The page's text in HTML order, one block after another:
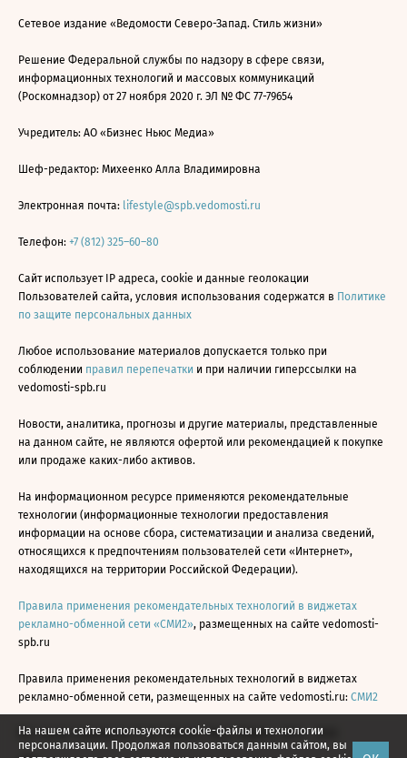
На нашем сайте используются cookie-файлы и технологии
персонализации. Продолжая пользоваться данным сайтом, вы
Сетевое издание «Ведомости Северо-Запад. Стиль жизни»
Решение Федеральной службы по надзору в сфере связи,
информационных технологий и массовых коммуникаций
(Роскомнадзор) от 27 ноября 2020 г. ЭЛ № ФС 77-79654
Учредитель: АО «Бизнес Ньюс Медиа»
Шеф-редактор: Михеенко Алла Владимировна
Электронная почта: lifestyle@spb.vedomosti.ru
Телефон: +7 (812) 325–60–80
Сайт использует IP адреса, cookie и данные геолокации
Пользователей сайта, условия использования содержатся в Политике
по защите персональных данных
Любое использование материалов допускается только при
соблюдении правил перепечатки и при наличии гиперссылки на
vedomosti-spb.ru
Новости, аналитика, прогнозы и другие материалы, представленные
на данном сайте, не являются офертой или рекомендацией к покупке
или продаже каких-либо активов.
На информационном ресурсе применяются рекомендательные
технологии (информационные технологии предоставления
информации на основе сбора, систематизации и анализа сведений,
относящихся к предпочтениям пользователей сети «Интернет»,
находящихся на территории Российской Федерации).
Правила применения рекомендательных технологий в виджетах
рекламно-обменной сети «СМИ2», размещенных на сайте vedomosti-
spb.ru
Правила применения рекомендательных технологий в виджетах
рекламно-обменной сети, размещенных на сайте vedomosti.ru: СМИ2
Все права защищены © АО «Бизнес Ньюс Медиа», 2024 - 2026